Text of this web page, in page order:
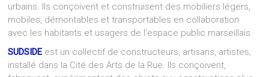
urbains. Ils conçoivent et construisent des mobiliers légers,
mobiles, démontables et transportables en collaboration
avec les habitants et usagers de l’espace public marseillais.
SUDSIDE est un collectif de constructeurs, artisans, artistes,
installé dans la Cité des Arts de la Rue. Ils conçoivent,